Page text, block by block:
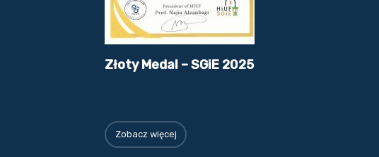
Złoty Medal – SGiE 2025
Zobacz więcej